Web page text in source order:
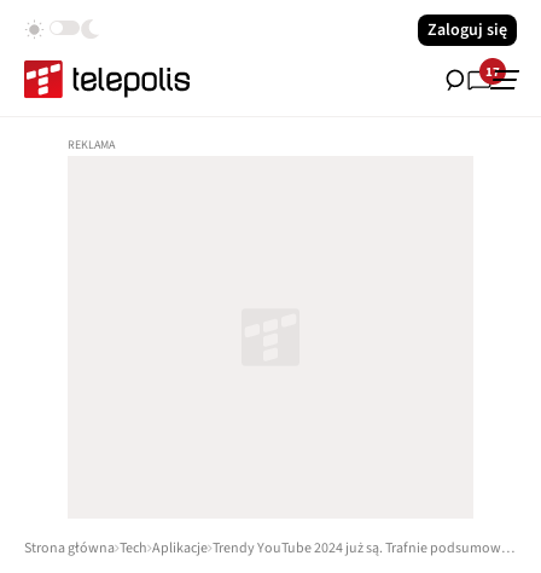
Zaloguj się
17
Strona główna Tech Aplikacje Trendy YouTube 2024 już są. Trafnie podsumowują miniony rok